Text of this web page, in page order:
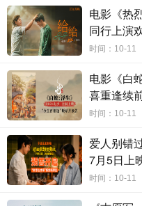
电影《热
同行上演
时间：10-11
电影《白
喜重逢续
时间：10-11
爱人别错
7月5日上
时间：10-11